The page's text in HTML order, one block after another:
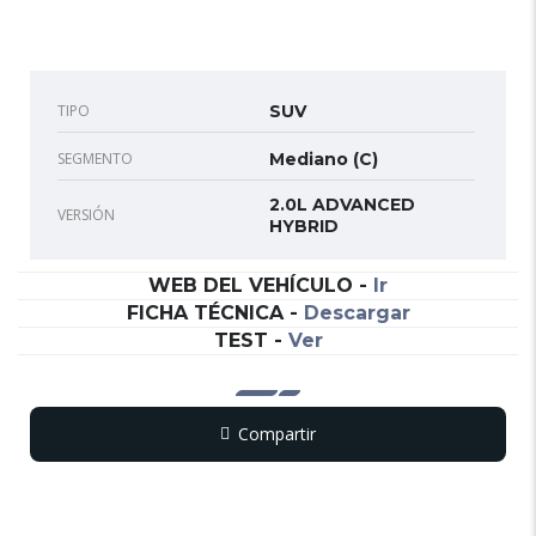
TIPO SUV
SEGMENTO Mediano (C)
VERSIÓN
2.0L ADVANCED
HYBRID
WEB DEL VEHÍCULO - Ir
FICHA TÉCNICA- Descargar
TEST - Ver
Compartir
CopyWhatsApp
Messenger
Email
Print